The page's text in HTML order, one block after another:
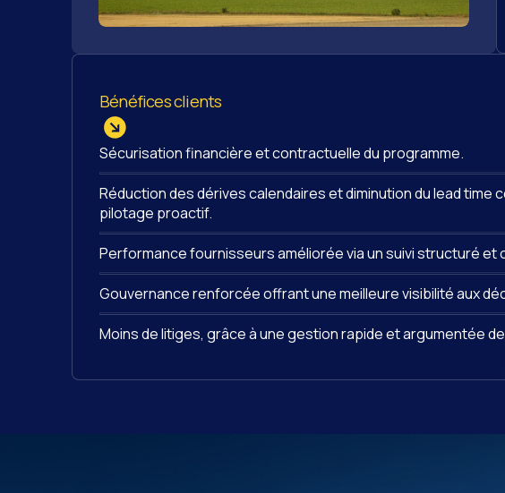
Bénéfices clients
Sécurisation financière et contractuelle du programme.
Réduction des dérives calendaires et diminution du lead time
pilotage proactif.
Performance fournisseurs améliorée via un suivi structuré et
Gouvernance renforcée offrant une meilleure visibilité aux
Moins de litiges, grâce à une gestion rapide et argumentée